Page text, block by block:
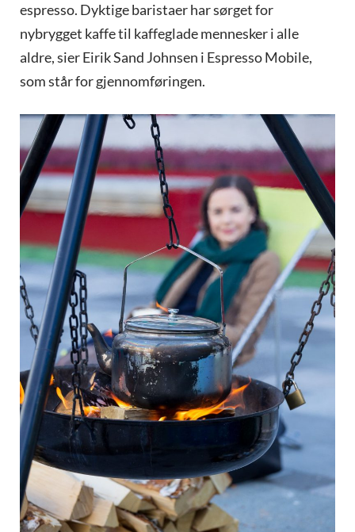
espresso. Dyktige baristaer har sørget for
nybrygget kaffe til kaffeglade mennesker i alle
aldre, sier Eirik Sand Johnsen i Espresso Mobile,
som står for gjennomføringen.